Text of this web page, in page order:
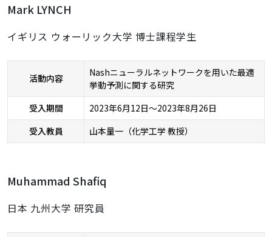
Mark LYNCH
イギリス ウォーリック大学 博士課程学生
活動内容
Nashニューラルネットワークを用いた最適
挙動予測に関する研究
受入期間
2023年6月12日～2023年8月26日
受入教員
山本量一（化学工学 教授）
Muhammad Shafiq
日本 九州大学 研究員